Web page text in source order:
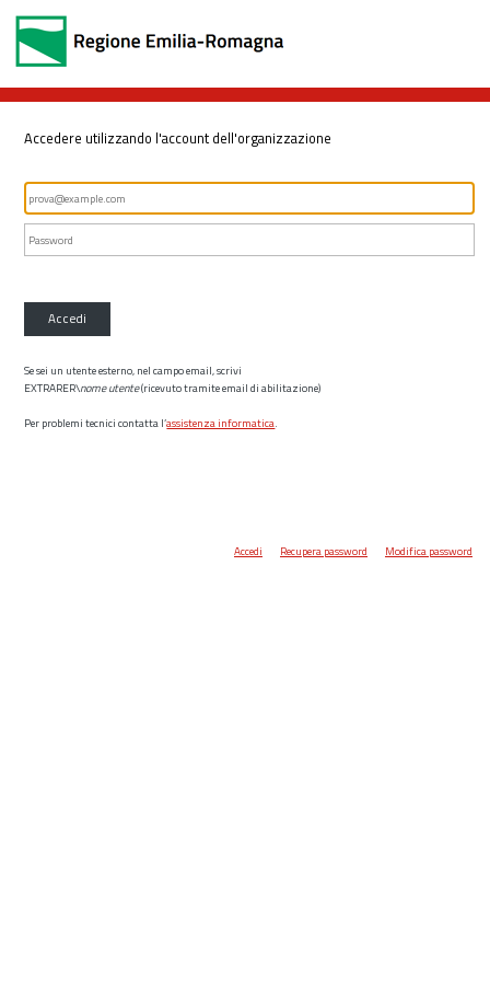
Accedere utilizzando l'account dell'organizzazione
Accedi
Se sei un utente esterno, nel campo email, scrivi
EXTRARER\nome utente(ricevuto tramite email di abilitazione)
Per problemi tecnici contatta l’assistenza informatica.
Accedi Recupera password Modifica password